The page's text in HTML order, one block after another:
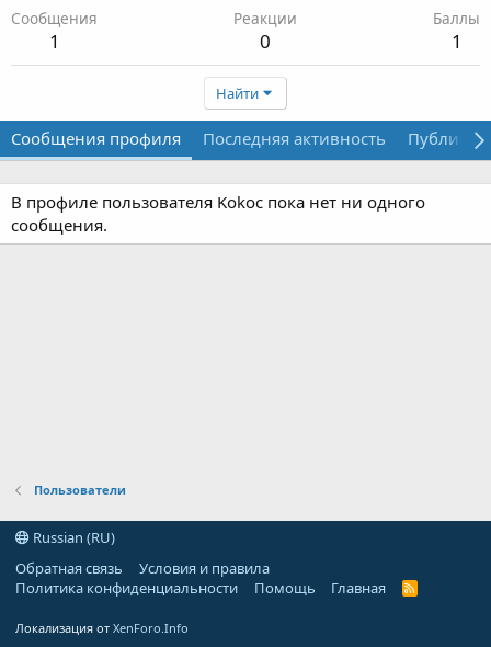
Сообщения
1
Реакции
0
Баллы
1
Найти
Сообщения профиля Последняя активность
В профиле пользователя Kokoc пока нет ни одного
сообщения.
Пользователи
Russian (RU)
Обратная связь
Условия и правила
Политика конфиденциальности
Помощь Главная
R
Локализация от XenForo.Info